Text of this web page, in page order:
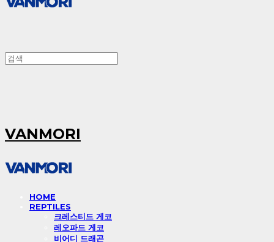
VANMORI
HOME
REPTILES
크레스티드 게코
레오파드 게코
비어디 드래곤